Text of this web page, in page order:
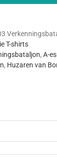
T-shirts
, A-
, Huzaren van